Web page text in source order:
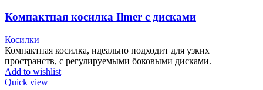
Компактная косилка Ilmer с дисками
Косилки
Компактная косилка, идеально подходит для узких
пространств, с регулируемыми боковыми дисками.
Add to wishlist
Quick view